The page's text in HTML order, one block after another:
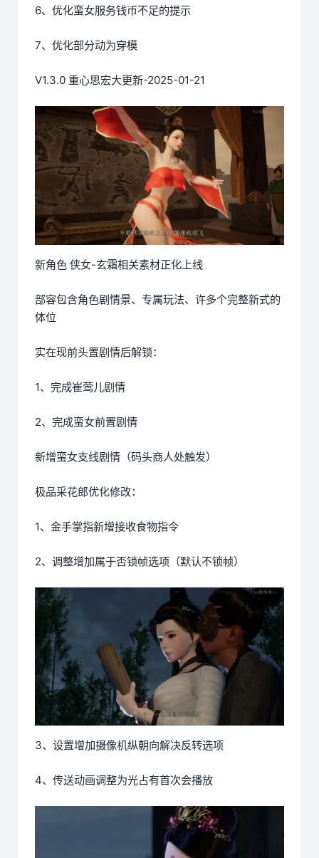
6、优化蛮女服务钱币不足的提示
7、优化部分动为穿模
V1.3.0 重心思宏大更新-2025-01-21
新角色 侠女-玄霜相关素材正化上线
部容包含角色剧情景、专属玩法、许多个完整新式的
体位
实在现前头置剧情后解锁：
1、完成崔莺儿剧情
2、完成蛮女前置剧情
新增蛮女支线剧情（码头商人处触发）
极品采花郎优化修改：
1、金手掌指新增接收食物指令
2、调整增加属于否锁帧选项（默认不锁帧）
3、设置增加摄像机纵朝向解决反转选项
4、传送动画调整为光占有首次会播放